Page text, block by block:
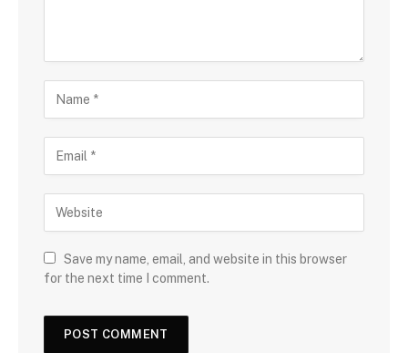
Save my name, email, and website in this browser
for the next time I comment.